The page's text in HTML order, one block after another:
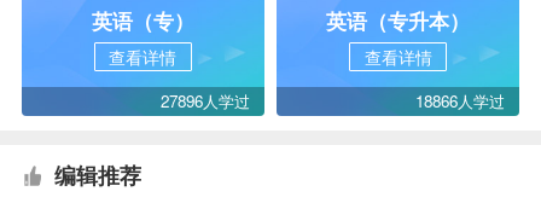
英语（专）
查看详情
27896人学过
英语（专升本）
查看详情
18866人学过
编辑推荐